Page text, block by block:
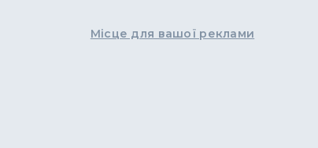
Місце для вашої реклами